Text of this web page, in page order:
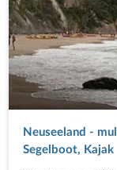
Neuseeland -
Segelboot, Kajak